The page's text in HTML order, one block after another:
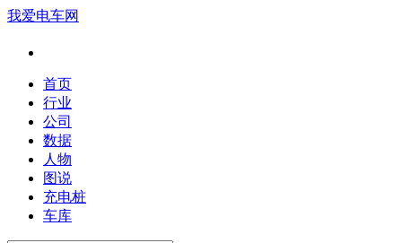
我爱电车网
首页
行业
公司
数据
人物
图说
充电桩
车库